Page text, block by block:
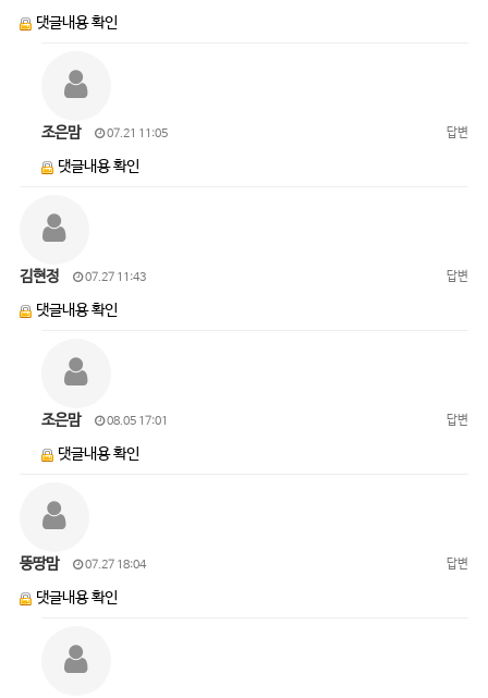
댓글내용 확인
조은맘 07.21 11:05 답변
댓글내용 확인
김현정 07.27 11:43 답변
댓글내용 확인
조은맘 08.05 17:01 답변
댓글내용 확인
뚱땅맘 07.27 18:04 답변
댓글내용 확인